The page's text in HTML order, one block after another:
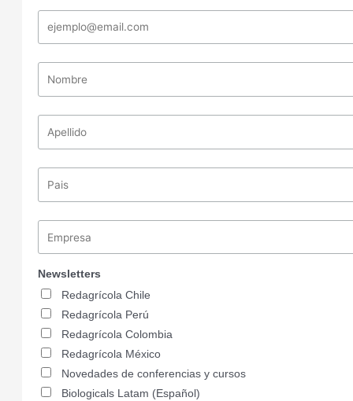
Newsletters
Redagrícola Chile
Redagrícola Perú
Redagrícola Colombia
Redagrícola México
Novedades de conferencias y cursos
Biologicals Latam (Español)